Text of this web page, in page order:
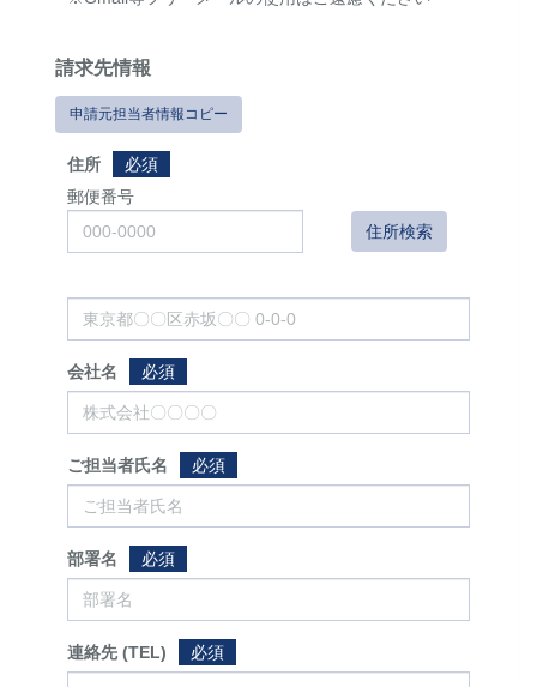
請求先情報
申請元担当者情報コピー
住所
必須
郵便番号
住所検索
会社名 必須
ご担当者氏名 必須
部署名 必須
連絡先 (TEL) 必須